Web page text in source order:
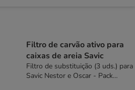
Filtro de carvão ativo para
caixas de areia Savic
Filtro de substituição (3 uds.) para
Savic Nestor e Oscar - Pack